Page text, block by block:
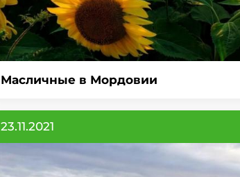
Масличные в Мордовии
23.11.2021